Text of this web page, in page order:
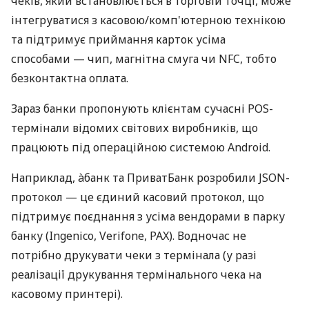
інтегруватися з касовою/комп'ютерною технікою
та підтримує приймання карток усіма
способами — чип, магнітна смуга чи NFC, тобто
безконтактна оплата.
Зараз банки пропонують клієнтам сучасні POS-
термінали відомих світових виробників, що
працюють під операційною системою Android.
Наприклад, àбанк та ПриватБанк розробили JSON-
протокол — це єдиний касовий протокол, що
підтримує поєднання з усіма вендорами в парку
банку (Ingenico, Verifone, PAX). Водночас не
потрібно друкувати чеки з термінала (у разі
реалізації друкування термінального чека на
касовому принтері).